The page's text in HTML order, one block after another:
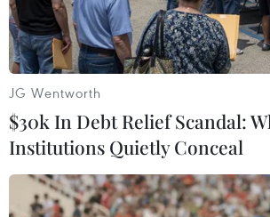
Nhơn Bình Định.
JG Wentworth
$30k In Debt Relief Scandal:
Institutions Quietly Conceal